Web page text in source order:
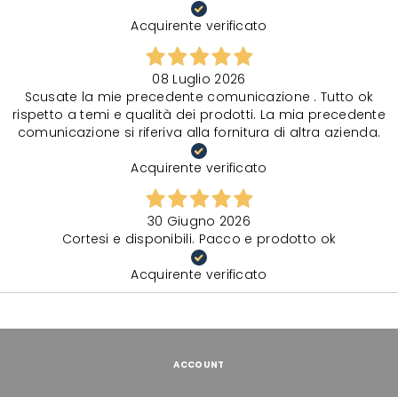
Acquirente verificato
08 Luglio 2026
Scusate la mie precedente comunicazione . Tutto ok
rispetto a temi e qualità dei prodotti. La mia precedente
comunicazione si riferiva alla fornitura di altra azienda.
Acquirente verificato
30 Giugno 2026
Cortesi e disponibili. Pacco e prodotto ok
Acquirente verificato
ACCOUNT